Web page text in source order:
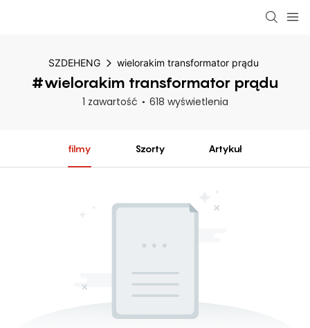
SZDEHENG wielorakim transformator prądu
#wielorakim transformator prądu
1 zawartość 618 wyświetlenia
filmy Szorty Artykuł